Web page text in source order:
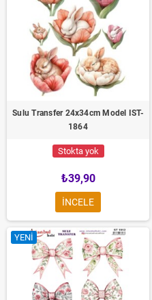
Sulu Transfer 24x34cm Model IST-
1864
Stokta yok
₺39,90
INCELE
YENI